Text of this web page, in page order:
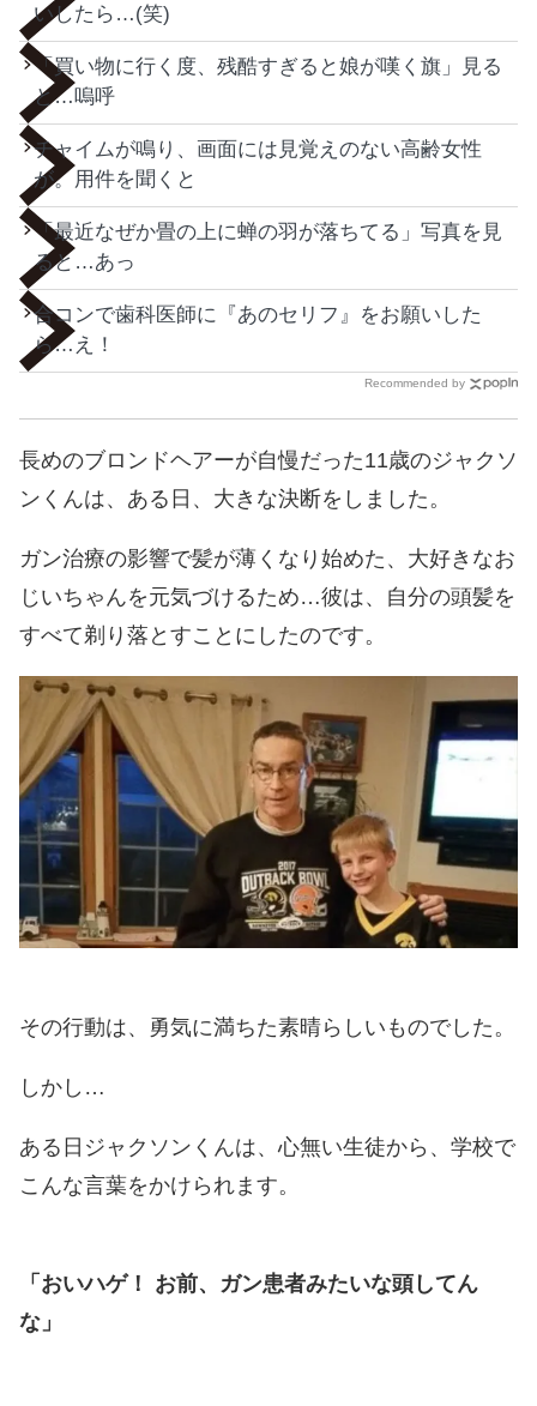
いしたら…(笑)
「買い物に行く度、残酷すぎると娘が嘆く旗」見る
と…嗚呼
チャイムが鳴り、画面には見覚えのない高齢女性
が。用件を聞くと
「最近なぜか畳の上に蝉の羽が落ちてる」写真を見
ると…あっ
合コンで歯科医師に『あのセリフ』をお願いした
ら…え！
Recommended by
長めのブロンドヘアーが自慢だった11歳のジャクソ
ンくんは、ある日、大きな決断をしました。
ガン治療の影響で髪が薄くなり始めた、大好きなお
じいちゃんを元気づけるため…彼は、自分の頭髪を
すべて剃り落とすことにしたのです。
その行動は、勇気に満ちた素晴らしいものでした。
しかし…
ある日ジャクソンくんは、心無い生徒から、学校で
こんな言葉をかけられます。
「おいハゲ！ お前、ガン患者みたいな頭してん
な」